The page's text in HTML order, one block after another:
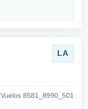
LA
Vuelos 8581_8990_501